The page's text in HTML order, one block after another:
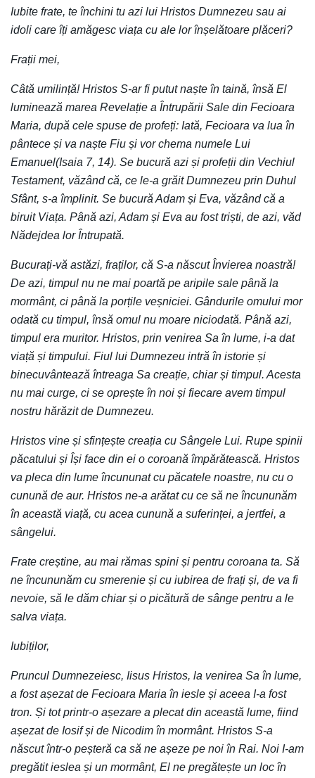
Iubite frate, te închini tu azi lui Hristos Dumnezeu sau ai
idoli care îți amăgesc viața cu ale lor înșelătoare plăceri?
Frații mei,
Câtă umilință! Hristos S-ar fi putut naște în taină, însă El
luminează marea Revelație a Întrupării Sale din Fecioara
Maria, după cele spuse de profeți: Iată, Fecioara va lua în
pântece și va naște Fiu și vor chema numele Lui
Emanuel(Isaia 7, 14). Se bucură azi și profeții din Vechiul
Testament, văzând că, ce le-a grăit Dumnezeu prin Duhul
Sfânt, s-a împlinit. Se bucură Adam și Eva, văzând că a
biruit Viața. Până azi, Adam și Eva au fost triști, de azi, văd
Nădejdea lor Întrupată.
Bucurați-vă astăzi, fraților, că S-a născut Învierea noastră!
De azi, timpul nu ne mai poartă pe aripile sale până la
mormânt, ci până la porțile veșniciei. Gândurile omului mor
odată cu timpul, însă omul nu moare niciodată. Până azi,
timpul era muritor. Hristos, prin venirea Sa în lume, i-a dat
viață și timpului. Fiul lui Dumnezeu intră în istorie și
binecuvântează întreaga Sa creație, chiar și timpul. Acesta
nu mai curge, ci se oprește în noi și fiecare avem timpul
nostru hărăzit de Dumnezeu.
Hristos vine și sfințește creația cu Sângele Lui. Rupe spinii
păcatului și Își face din ei o coroană împărătească. Hristos
va pleca din lume încununat cu păcatele noastre, nu cu o
cunună de aur. Hristos ne-a arătat cu ce să ne încununăm
în această viață, cu acea cunună a suferinței, a jertfei, a
sângelui.
Frate creștine, au mai rămas spini și pentru coroana ta. Să
ne încununăm cu smerenie și cu iubirea de frați și, de va fi
nevoie, să le dăm chiar și o picătură de sânge pentru a le
salva viața.
Iubiților,
Pruncul Dumnezeiesc, Iisus Hristos, la venirea Sa în lume,
a fost așezat de Fecioara Maria în iesle și aceea I-a fost
tron. Și tot printr-o așezare a plecat din această lume, fiind
așezat de Iosif și de Nicodim în mormânt. Hristos S-a
născut într-o peșteră ca să ne așeze pe noi în Rai. Noi I-am
pregătit ieslea și un mormânt, El ne pregătește un loc în